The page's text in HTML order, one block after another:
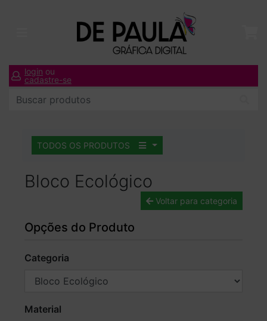
login ou
cadastre-se
TODOS OS PRODUTOS
Bloco Ecológico
Voltar para categoria
Opções do Produto
Categoria
Material